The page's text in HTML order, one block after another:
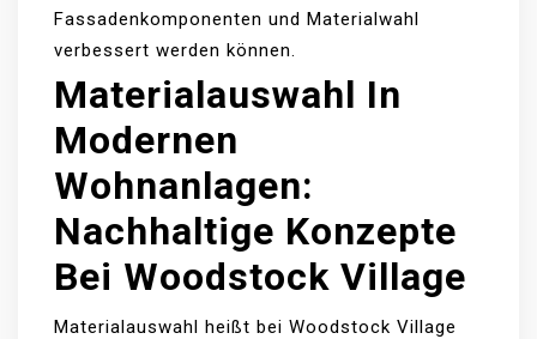
Fassadenkomponenten und Materialwahl
verbessert werden können.
Materialauswahl In
Modernen
Wohnanlagen:
Nachhaltige Konzepte
Bei Woodstock Village
Materialauswahl heißt bei Woodstock Village